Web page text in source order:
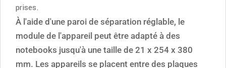
prises.
À l'aide d'une paroi de séparation réglable, le
module de l'appareil peut être adapté à des
notebooks jusqu'à une taille de 21 x 254 x 380
mm. Les appareils se placent entre des plaques